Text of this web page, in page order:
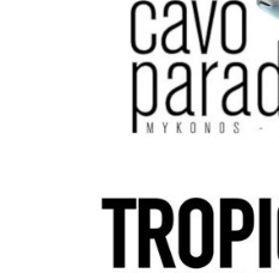
Σεβασμιώτατος Δωρόθεος Β’
Cost Of Living Crisis